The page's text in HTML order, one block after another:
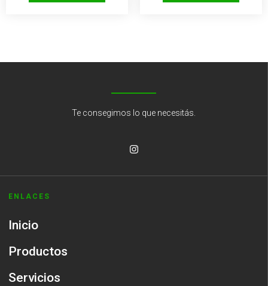
Te consegimos lo que necesitás.
ENLACES
Inicio
Productos
Servicios